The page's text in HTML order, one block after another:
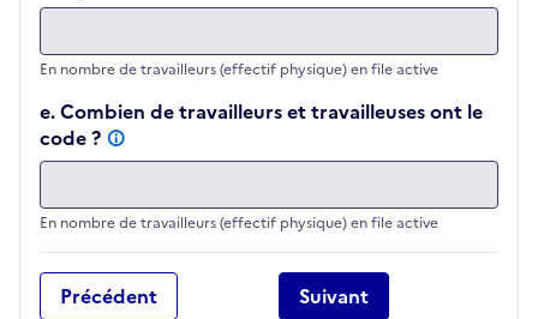
En nombre de travailleurs (effectif physique) en file active
e. Combien de travailleurs et travailleuses ont le
code ?
En nombre de travailleurs (effectif physique) en file active
Suivant
Précédent